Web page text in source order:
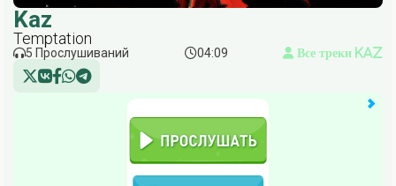
Kaz
Temptation
5 Прослушиваний 04:09 Все треки Kaz